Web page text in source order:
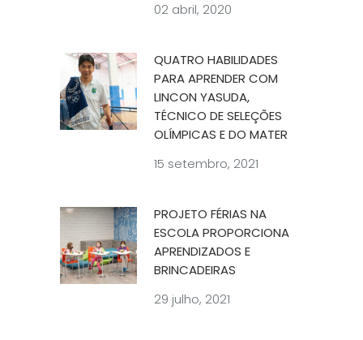
02 abril, 2020
QUATRO HABILIDADES
PARA APRENDER COM
LINCON YASUDA,
TÉCNICO DE SELEÇÕES
OLÍMPICAS E DO MATER
15 setembro, 2021
PROJETO FÉRIAS NA
ESCOLA PROPORCIONA
APRENDIZADOS E
BRINCADEIRAS
29 julho, 2021